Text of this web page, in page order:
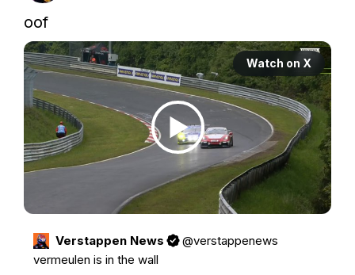
oof
Watch on X
Verstappen News @verstappenews
vermeulen is in the wall